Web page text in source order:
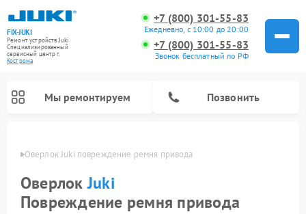
FIX-JUKI
Ремонт устройств Juki
Специализированный
cервисный центр г.
Кострома
+7 (800) 301-55-83
Ежедневно, с 10:00 до 20:00
+7 (800) 301-55-83
Звонок бесплатный по РФ
Мы ремонтируем Позвонить
Оверлок Juki повреждение ремня привода
ОверлокJuki
Повреждение ремня привода